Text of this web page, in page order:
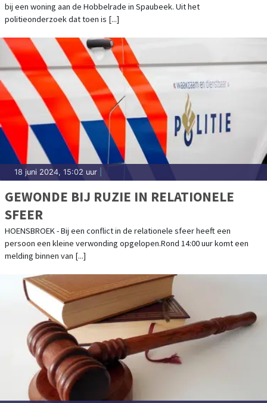
bij een woning aan de Hobbelrade in Spaubeek. Uit het
politieonderzoek dat toen is [...]
18 juni 2024, 15:02 uur
GEWONDE BIJ RUZIE IN RELATIONELE
SFEER
HOENSBROEK - Bij een conflict in de relationele sfeer heeft een
persoon een kleine verwonding opgelopen.Rond 14:00 uur komt een
melding binnen van [...]